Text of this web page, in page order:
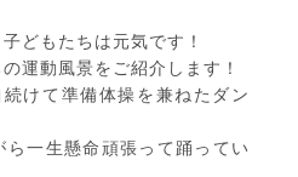
どもたちは元気です！
運動風景をご紹介します！
けて準備体操を兼ねたダン
一生懸命頑張って踊ってい